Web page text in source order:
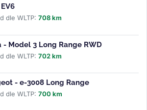
dle WLTP: 708 km
- Model 3 Long Range RWD
dle WLTP: 702 km
- e-3008 Long Range
dle WLTP: 700 km